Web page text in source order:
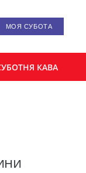
МОЯ СУБОТА
КАВА